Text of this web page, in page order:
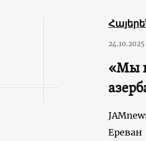
24.10.2025
«Мы
Ереван